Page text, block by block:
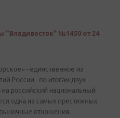
"Владивосток" №1450 от 24
- единственное из
России - по итогам двух
российский национальный
одна из самых престижных
отношения.